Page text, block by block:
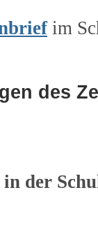
im
des
der